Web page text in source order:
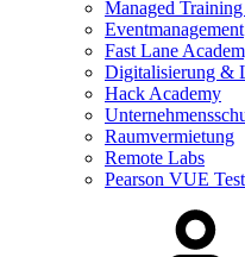
Managed
Eventmanagement
Fast Lane
Digitalisierung &
Hack Academy
Raumvermietung
Remote Labs
Pearson VUE